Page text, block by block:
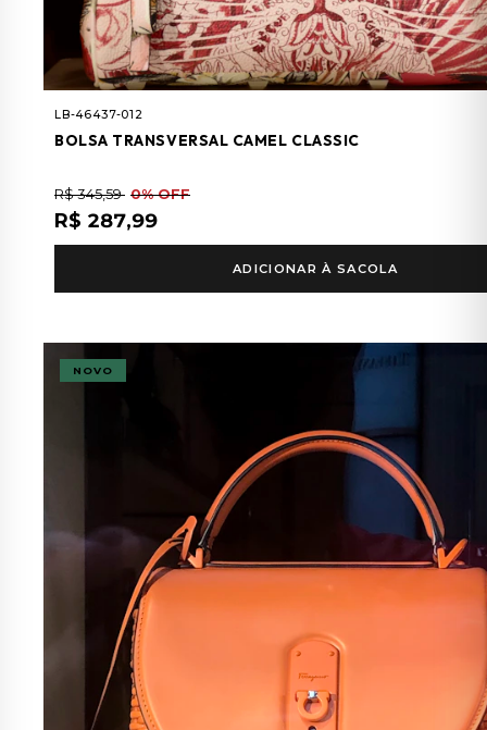
LB-46437-012
BOLSA TRANSVERSAL CAMEL CLASSIC
R$ 345,59 0% OFF
R$ 287,99
ADICIONAR À SACOLA
NOVO